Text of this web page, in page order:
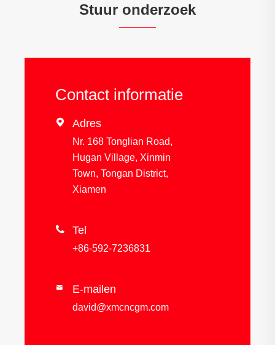
Stuur onderzoek
Contact informatie
 Adres
Nr. 168 Tonglian Road,
Hugan Village, Xinmin
Town, Tongan District,
Xiamen
 Tel
+86-592-7236831
 E-mailen
david@xmcncgm.com